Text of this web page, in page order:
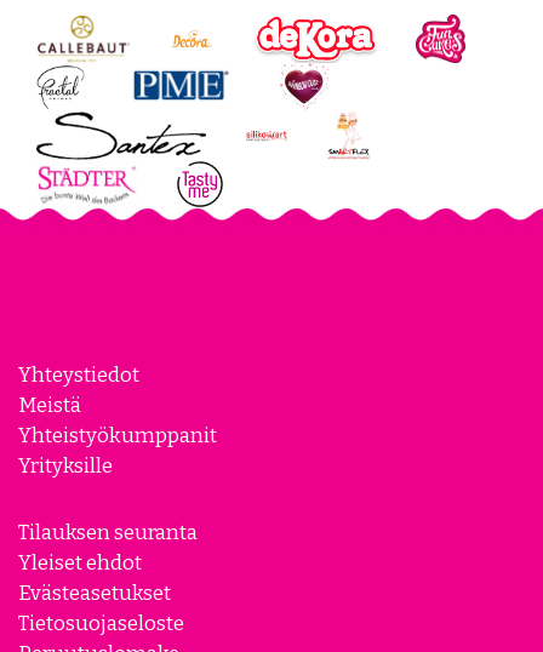
Yhteystiedot
Meistä
Yhteistyökumppanit
Yrityksille
Tilauksen seuranta
Yleiset ehdot
Evästeasetukset
Tietosuojaseloste